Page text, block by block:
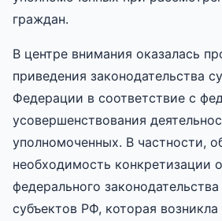
граждан.
В центре внимания оказалась
приведения законодательства
Федерации в соответствие с
усовершенствования
уполномоченных. В частности,
необходимость конкретизации
федерального
субъектов РФ, которая возникла